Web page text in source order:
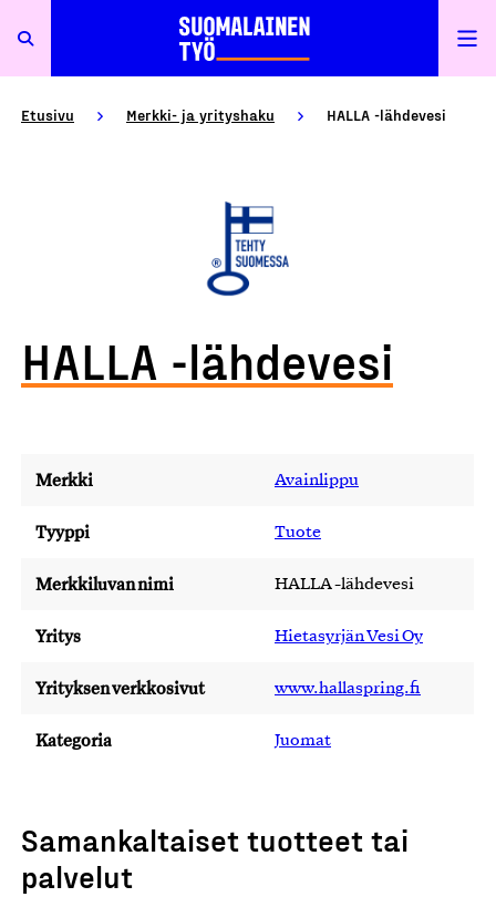
Etusivu Merkki- ja yrityshaku HALLA -lähdevesi
HALLA -lähdevesi
Merkki Avainlippu
Tyyppi Tuote
Merkkiluvan nimi HALLA -lähdevesi
Yritys Hietasyrjän Vesi Oy
Yrityksen verkkosivut www.hallaspring.fi
Kategoria Juomat
Samankaltaiset tuotteet tai
palvelut